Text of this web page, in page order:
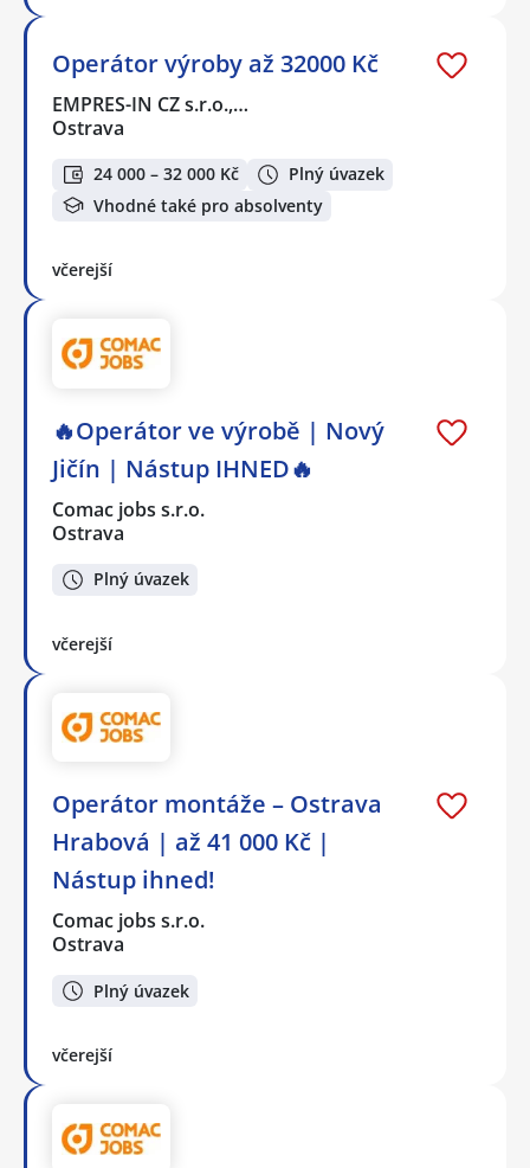
Operátor výroby až 32000 Kč
EMPRES-IN CZ s.r.o.,…
Ostrava
24 000 – 32 000 Kč
Plný úvazek
Vhodné také pro absolventy
včerejší
🔥Operátor ve výrobě | Nový
Jičín | Nástup IHNED🔥
Comac jobs s.r.o.
Ostrava
Plný úvazek
včerejší
Operátor montáže – Ostrava
Hrabová | až 41 000 Kč |
Nástup ihned!
Comac jobs s.r.o.
Ostrava
Plný úvazek
včerejší